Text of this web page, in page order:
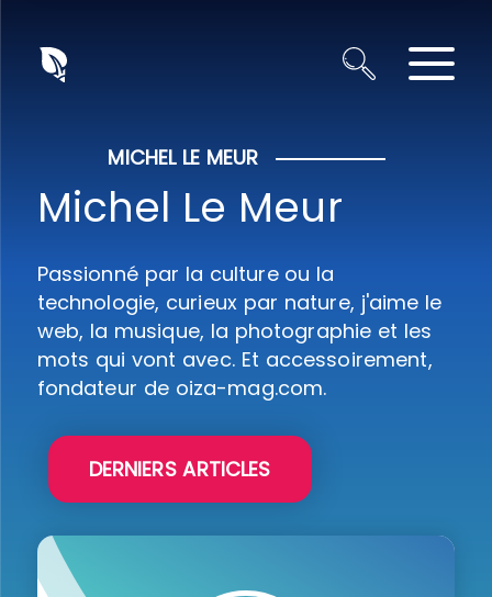
MICHEL LE MEUR
Michel Le Meur
Passionné par la culture ou la
technologie, curieux par nature, j'aime le
web, la musique, la photographie et les
mots qui vont avec. Et accessoirement,
fondateur de oiza-mag.com.
DERNIERS ARTICLES